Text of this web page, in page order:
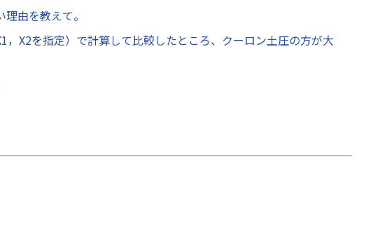
由を教えて。
X2を指定）で計算して比較したところ、クーロン土圧の方が大